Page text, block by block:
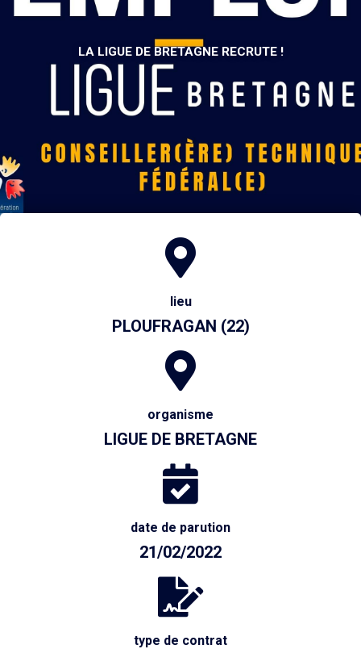
LA LIGUE DE BRETAGNE RECRUTE !
lieu
PLOUFRAGAN (22)
organisme
LIGUE DE BRETAGNE
date de parution
21/02/2022
type de contrat